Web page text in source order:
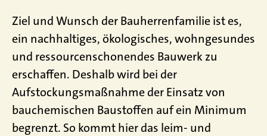
Ziel und Wunsch der Bauherrenfamilie ist es,
ein nachhaltiges, ökologisches, wohngesundes
und ressourcenschonendes Bauwerk zu
erschaffen. Deshalb wird bei der
Aufstockungsmaßnahme der Einsatz von
bauchemischen Baustoffen auf ein Minimum
begrenzt. So kommt hier das leim- und